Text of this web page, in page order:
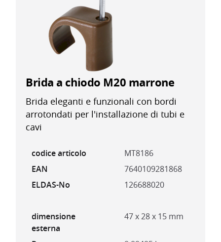
Brida a chiodo M20 marrone
Brida eleganti e funzionali con bordi
arrotondati per l'installazione di tubi e
cavi
codice articolo
MT8186
EAN
7640109281868
ELDAS-No
126688020
dimensione
esterna
47 x 28 x 15 mm